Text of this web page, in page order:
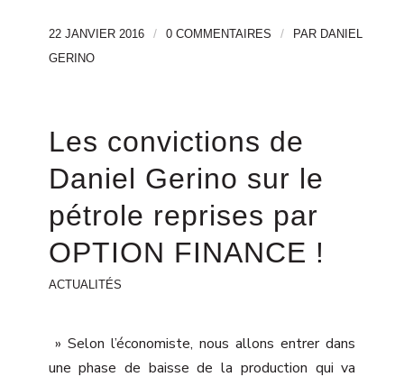
22 JANVIER 2016 / 0 COMMENTAIRES / PAR DANIEL
GERINO
Les convictions de
Daniel Gerino sur le
pétrole reprises par
OPTION FINANCE !
ACTUALITÉS
» Selon l’économiste, nous allons entrer dans
une phase de baisse de la production qui va